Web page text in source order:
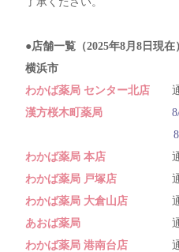
●店舗一覧（2025年8月8日現在
横浜市
わかば薬局 センター北店 通
漢方桜木町薬局
8/
わかば薬局 本店 通常通
わかば薬局 戸塚店
わかば薬局 大倉山店 通常
あおば薬局 通常通
わかば薬局 港南台店 通常